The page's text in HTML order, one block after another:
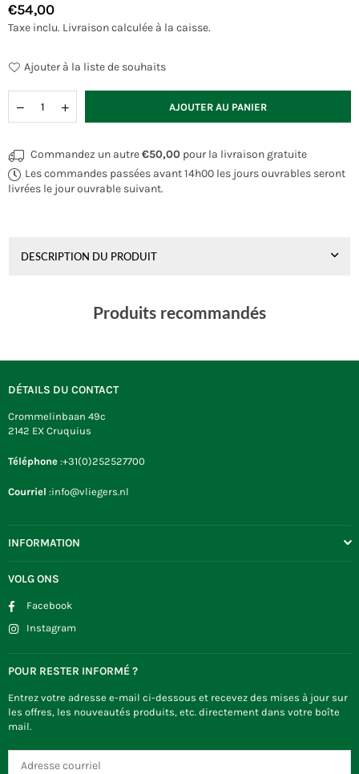
Prix
régulier
€54,00
Taxe inclu. Livraisoncalculée à la caisse.
Ajouter à la liste de souhaits
AJOUTER AU PANIER
Commandez un autre€50,00 pour la livraison gratuite
Les commandes passées avant 14h00 les jours ouvrables seront
livrées le jour ouvrable suivant.
DESCRIPTION DU PRODUIT
Produits recommandés
DÉTAILS DU CONTACT
Crommelinbaan 49c
2142 EX Cruquius
Téléphone :+31(0)252527700
Courriel :info@vliegers.nl
INFORMATION
VOLG ONS
Facebook
Instagram
POUR RESTER INFORMÉ ?
Entrez votre adresse e-mail ci-dessous et recevez des mises à jour sur
les offres, les nouveautés produits, etc. directement dans votre boîte
mail.